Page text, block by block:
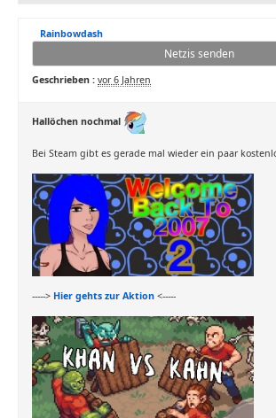
Rainbowdash
Netzis senden
Geschrieben : vor 6 Jahren
Hallöchen nochmal
Bei Steam gibt es gerade mal wieder ein paar
-----> Hier gehts zur Aktion <-----